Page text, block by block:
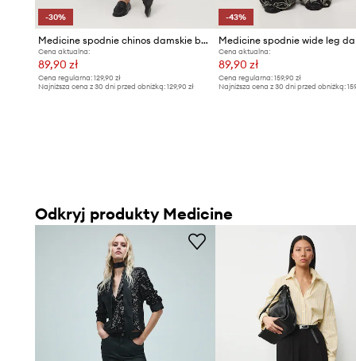
-30%
Medicine spodnie chinos damskie bawełniane z elastanem
Cena aktualna:
89,90 zł
Cena regularna: 129,90 zł
Najniższa cena z 30 dni przed obniżką: 129,90 zł
-43%
Cena aktualna:
89,90 zł
Cena regularna:159,90 zł
Najniższa cena z 30 dni przed obniżką:
Odkryj produkty Medicine